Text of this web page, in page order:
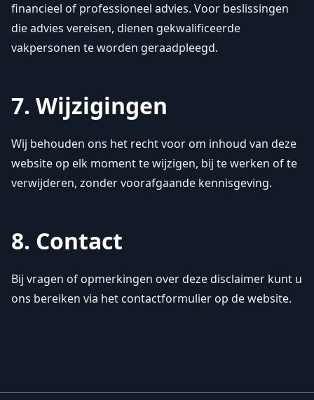
financieel of professioneel advies. Voor beslissingen
die advies vereisen, dienen gekwalificeerde
vakpersonen te worden geraadpleegd.
7. Wijzigingen
Wij behouden ons het recht voor om inhoud van deze
website op elk moment te wijzigen, bij te werken of te
verwijderen, zonder voorafgaande kennisgeving.
8. Contact
Bij vragen of opmerkingen over deze disclaimer kunt u
ons bereiken via het contactformulier op de website.